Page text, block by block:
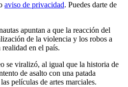
aviso de privacidad. Puedes darte de
apuntan a que la reacción del
de la violencia y los robos a
realidad en el país.
se viralizó, al igual que la historia de
de asalto con una patada
películas de artes marciales.